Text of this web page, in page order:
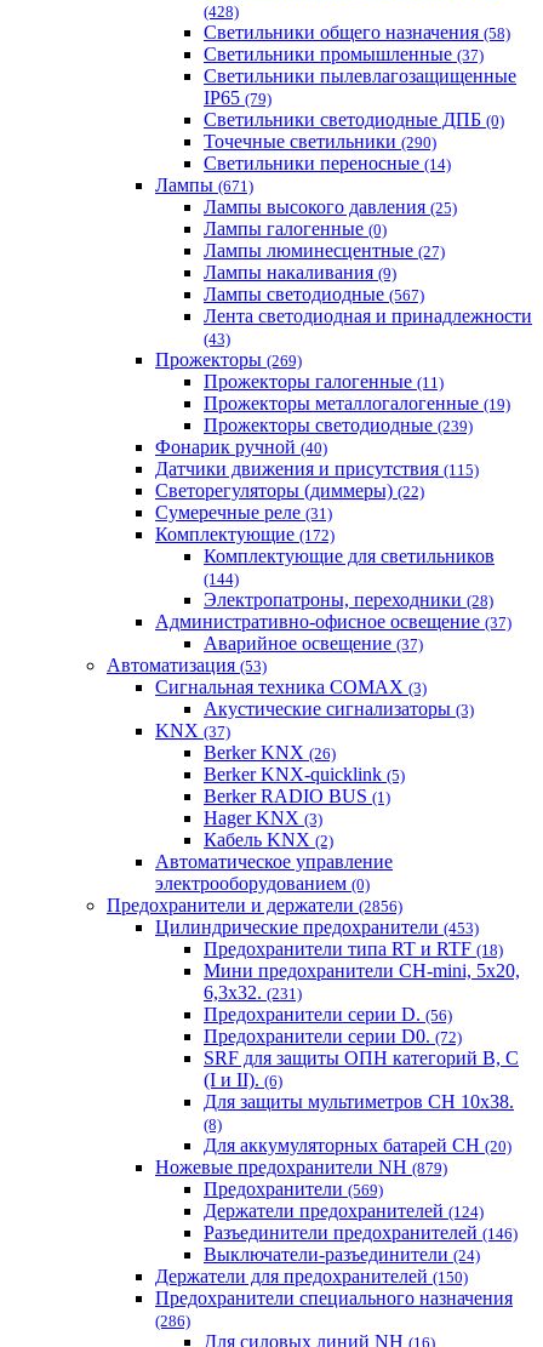
(428)
Светильники общего назначения (58)
Светильники промышленные (37)
Светильники пылевлагозащищенные
IP65 (79)
Светильники светодиодные ДПБ (0)
Точечные светильники (290)
Светильники переносные (14)
Лампы (671)
Лампы высокого давления (25)
Лампы галогенные (0)
Лампы люминесцентные (27)
Лампы накаливания (9)
Лампы светодиодные (567)
Лента светодиодная и принадлежности
(43)
Прожекторы (269)
Прожекторы галогенные (11)
Прожекторы металлогалогенные (19)
Прожекторы светодиодные (239)
Фонарик ручной (40)
Датчики движения и присутствия (115)
Светорегуляторы (диммеры) (22)
Сумеречные реле (31)
Комплектующие (172)
Комплектующие для светильников
(144)
Электропатроны, переходники (28)
Административно-офисное освещение (37)
Аварийное освещение (37)
Автоматизация (53)
Сигнальная техника COMAX (3)
Акустические сигнализаторы (3)
KNX (37)
Berker KNX (26)
Berker KNX-quicklink (5)
Berker RADIO BUS (1)
Hager KNX (3)
Кабель KNX (2)
Автоматическое управление
электрооборудованием (0)
Предохранители и держатели (2856)
Цилиндрические предохранители (453)
Предохранители типа RT и RTF (18)
Мини предохранители CH-mini, 5x20,
6,3x32. (231)
Предохранители серии D. (56)
Предохранители серии D0. (72)
SRF для защиты ОПН категорий B, C
(I и II). (6)
Для защиты мультиметров CH 10х38.
(8)
Для аккумуляторных батарей CH (20)
Ножевые предохранители NH (879)
Предохранители (569)
Держатели предохранителей (124)
Разъединители предохранителей (146)
Выключатели-разъединители (24)
Держатели для предохранителей (150)
Предохранители специального назначения
(286)
Для силовых линий NH (16)